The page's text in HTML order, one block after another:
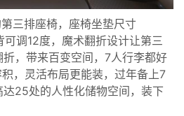
三排座椅，座椅坐垫尺寸
调12度，魔术翻折设计让第三
，带来百变空间，7人行李都好
，灵活布局更能装，过年备上7
25处的人性化储物空间，装下